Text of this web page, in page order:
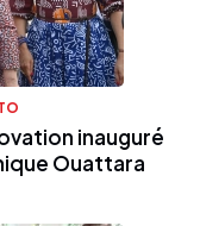
inauguré
Ouattara